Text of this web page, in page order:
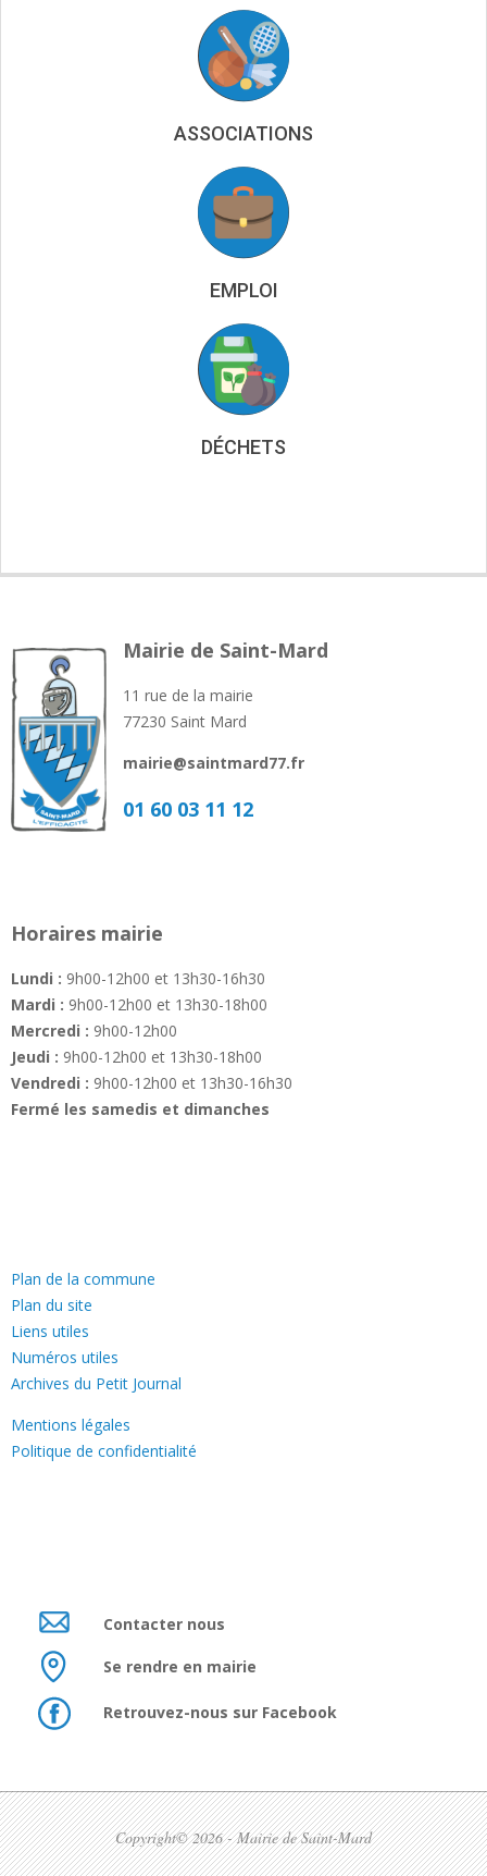
ASSOCIATIONS
EMPLOI
DÉCHETS
Mairie de Saint-Mard
11 rue de la mairie
77230 Saint Mard
mairie@saintmard77.fr
01 60 03 11 12
Horaires mairie
Lundi : 9h00-12h00 et 13h30-16h30
Mardi : 9h00-12h00 et 13h30-18h00
Mercredi : 9h00-12h00
Jeudi : 9h00-12h00 et 13h30-18h00
Vendredi : 9h00-12h00 et 13h30-16h30
Fermé les samedis et dimanches
Plan de la commune
Plan du site
Liens utiles
Numéros utiles
Archives du Petit Journal
Mentions légales
Politique de confidentialité
Contacter nous
Se rendre en mairie
Retrouvez-nous sur Facebook
Copyright© 2026 - Mairie de Saint-Mard